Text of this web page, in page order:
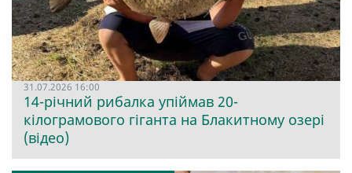
31.07.2026 16:00
14-річний рибалка упіймав 20-
кілограмового гіганта на Блакитному озері
(відео)